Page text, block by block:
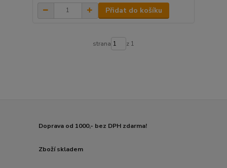
Přidat do košíku
strana z 1
Doprava od 1000,- bez DPH zdarma!
Zboží skladem